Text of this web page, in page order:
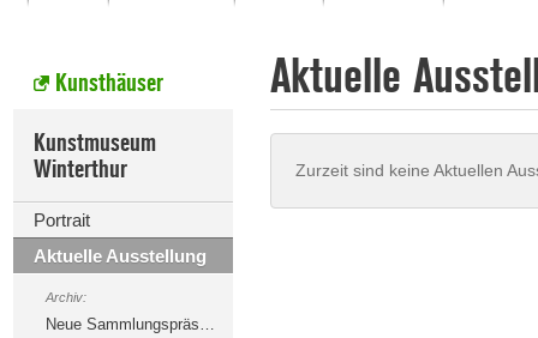
Der letzte Monat im Fokus
Alle Fokus-Werke
Standard-Ansicht
Neue Werke – Auswahl
Alle neuen Werke
Kunsthäuser
Kunstmuseum
Winterthur
Portrait
Aktuelle Ausstellung
Archiv:
Neue Sammlungspräsentation im Kunstmuseum Winterthur
Aktuelle
Zurzeit sind keine Aktuellen